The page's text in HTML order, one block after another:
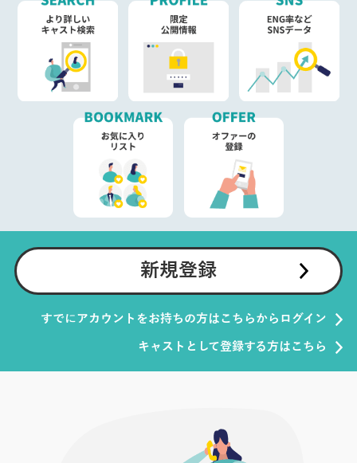
新規登録
すでにアカウントをお持ちの方はこちらからログイン
キャストとして登録する方はこちら